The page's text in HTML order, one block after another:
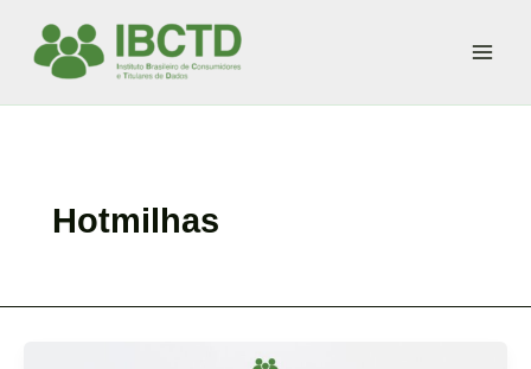
Hotmilhas